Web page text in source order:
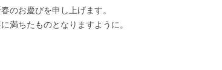
のお慶びを申し上げます。
満ちたものとなりますように。